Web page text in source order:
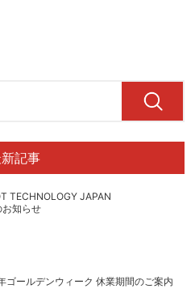
記事
TECHNOLOGY JAPAN
お知らせ
ゴールデンウィーク 休業期間のご案内